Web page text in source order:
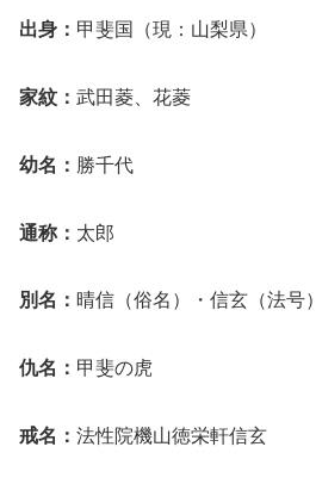
出身： 甲斐国（現：山梨県）
家紋： 武田菱、花菱
幼名： 勝千代
通称： 太郎
別名： 晴信（俗名）・信玄（法号）
仇名： 甲斐の虎
戒名： 法性院機山徳栄軒信玄